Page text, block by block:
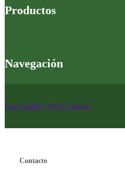
Productos
Navegación
Copyright © 2022 Singoo
Contacto